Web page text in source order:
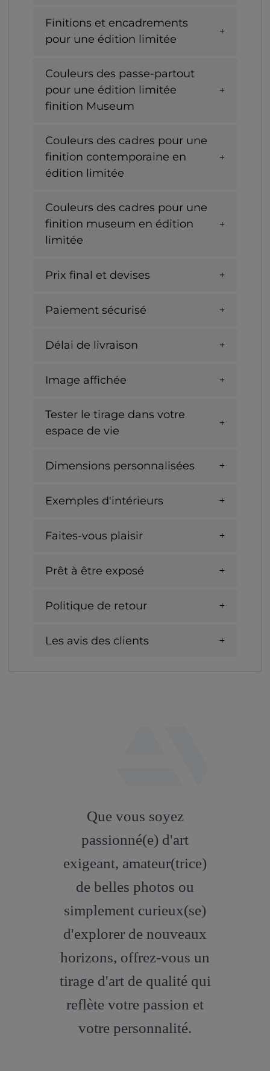
Finitions et encadrements
pour une édition limitée
Couleurs des passe-partout
pour une édition limitée
finition Museum
Couleurs des cadres pour une
finition contemporaine en
édition limitée
Couleurs des cadres pour une
finition museum en édition
limitée
Prix final et devises
Paiement sécurisé
Délai de livraison
Image affichée
Tester le tirage dans votre
espace de vie
Dimensions personnalisées
Exemples d'intérieurs
Faites-vous plaisir
Prêt à être exposé
Politique de retour
Les avis des clients
artstation
Que vous soyez
passionné(e) d'art
exigeant, amateur(trice)
de belles photos ou
simplement curieux(se)
d'explorer de nouveaux
horizons, offrez-vous un
tirage d'art de qualité qui
reflète votre passion et
votre personnalité.